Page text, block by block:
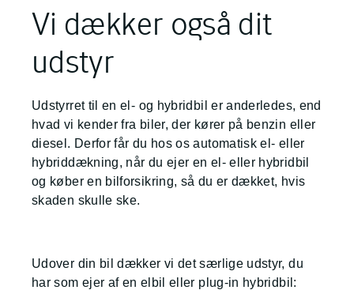
Vi dækker også dit
udstyr
Udstyrret til en el- og hybridbil er anderledes, end
hvad vi kender fra biler, der kører på benzin eller
diesel. Derfor får du hos os automatisk el- eller
hybriddækning, når du ejer en el- eller hybridbil
og køber en bilforsikring, så du er dækket, hvis
skaden skulle ske.
Udover din bil dækker vi det særlige udstyr, du
har som ejer af en elbil eller plug-in hybridbil: